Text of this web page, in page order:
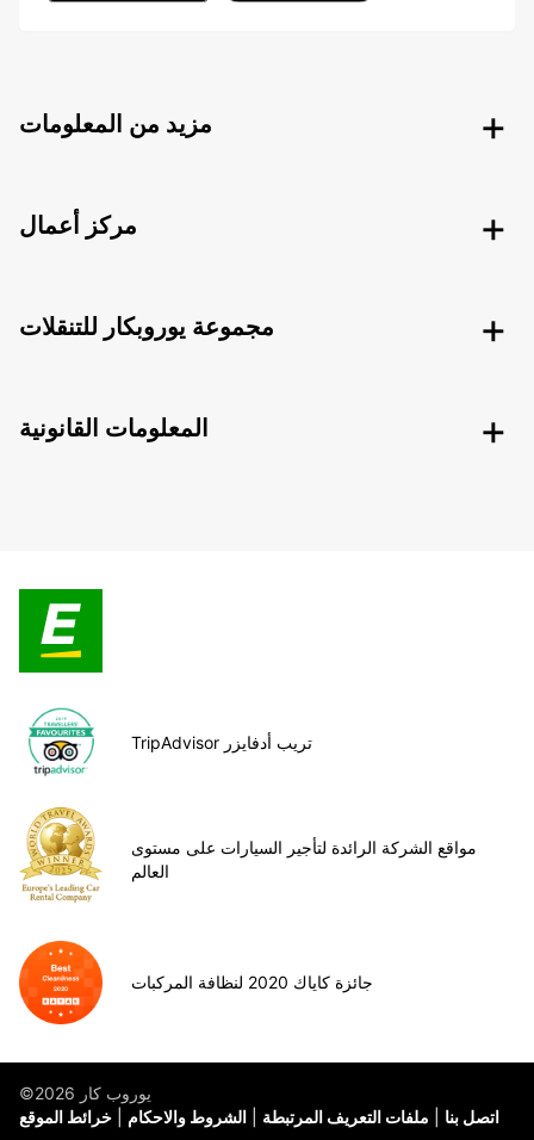
مزيد من المعلومات
مركز أعمال
مجموعة يوروبكار للتنقلات
المعلومات القانونية
TripAdvisor تريب أدفايزر
مواقع الشركة الرائدة لتأجير السيارات على مستوى
العالم
جائزة كاياك 2020 لنظافة المركبات
©يوروب كار 2026
خرائط الموقع
الشروط والاحكام ملفات التعريف المرتبطة اتصل بنا